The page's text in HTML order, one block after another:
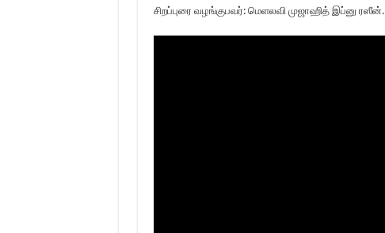
சிறப்புரை வழங்குபவர்: மெளலவி முஜாஹித் இப்னு ரஸீன்.